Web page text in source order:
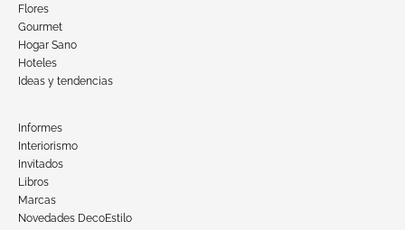
Flores
Gourmet
Hogar Sano
Hoteles
Ideas y tendencias
Informes
Interiorismo
Invitados
Libros
Marcas
Novedades DecoEstilo